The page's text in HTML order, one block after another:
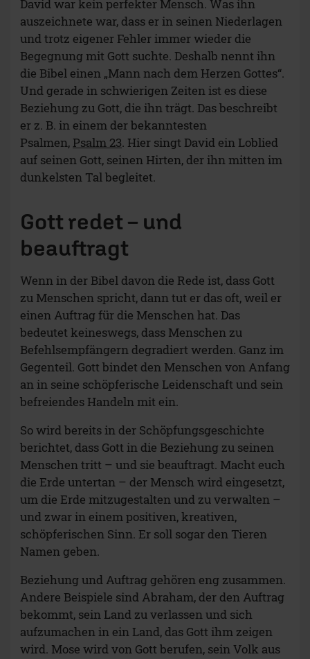
David war kein perfekter Mensch. Was ihn
auszeichnete war, dass er in seinen Niederlagen
und trotz eigener Fehler immer wieder die
Begegnung mit Gott suchte. Deshalb nennt ihn
die Bibel einen „Mann nach dem Herzen Gottes“.
Und gerade in schwierigen Zeiten ist es diese
Beziehung zu Gott, die ihn trägt. Das beschreibt
er z. B. in einem der bekanntesten
Psalmen, Psalm 23. Hier singt David ein Loblied
auf seinen Gott, seinen Hirten, der ihn mitten im
dunkelsten Tal begleitet.
Gott redet – und
beauftragt
Wenn in der Bibel davon die Rede ist, dass Gott
zu Menschen spricht, dann tut er das oft, weil er
einen Auftrag für die Menschen hat. Das
bedeutet keineswegs, dass Menschen zu
Befehlsempfängern degradiert werden. Ganz im
Gegenteil. Gott bindet den Menschen von Anfang
an in seine schöpferische Leidenschaft und sein
befreiendes Handeln mit ein.
So wird bereits in der Schöpfungsgeschichte
berichtet, dass Gott in die Beziehung zu seinen
Menschen tritt – und sie beauftragt. Macht euch
die Erde untertan – der Mensch wird eingesetzt,
um die Erde mitzugestalten und zu verwalten –
und zwar in einem positiven, kreativen,
schöpferischen Sinn. Er soll sogar den Tieren
Namen geben.
Beziehung und Auftrag gehören eng zusammen.
Andere Beispiele sind Abraham, der den Auftrag
bekommt, sein Land zu verlassen und sich
aufzumachen in ein Land, das Gott ihm zeigen
wird. Mose wird von Gott berufen, sein Volk aus